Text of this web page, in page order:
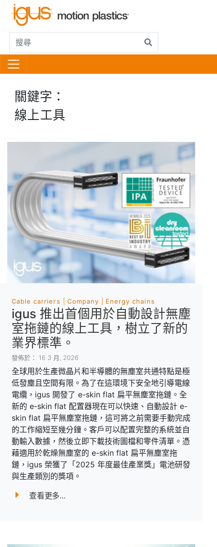
關鍵字：
線上工具
Cable carriers Company Energy chains
igus 推出首個用於自動設計無塵
室拖鏈的線上工具，樹立了新的
業界標準。
發佈於： 16 3 月, 2026
全球用於生產微晶片和半導體的無塵室共通特點是極
低發塵且空間有限。為了在這環境下安全地引導電線
電纜，igus 開發了 e-skin flat 扁平無塵室拖鏈。全
新的 e-skin flat 配置器現在可以快速、自動設計 e-
skin flat 扁平無塵室拖鏈，這可將之前需要手動完成
的工作縮短至幾分鐘。客戶可以配置完整的系統並自
動輸入數據，然後立即下載技術圖檔和零件清單。憑
藉適用於乾燥無塵室的 e-skin flat 扁平無塵室拖
鏈，igus 榮獲了「2025 年度最佳產業獎」電池研發
與生產類別的獎項。
查看更多...